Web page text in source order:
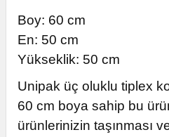
Boy: 60 cm
En: 50 cm
Yükseklik: 50 cm
Unipak üç oluklu tiplex
60 cm boya sahip bu
ürünlerinizin taşınması